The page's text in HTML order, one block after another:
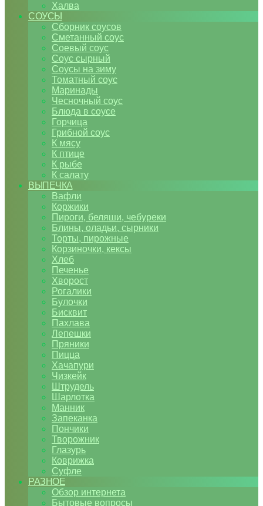
Халва
СОУСЫ
Сборник соусов
Сметанный соус
Соевый соус
Соус сырный
Соусы на зиму
Томатный соус
Маринады
Чесночный соус
Блюда в соусе
Горчица
Грибной соус
К мясу
К птице
К рыбе
К салату
ВЫПЕЧКА
Вафли
Коржики
Пироги, беляши, чебуреки
Блины, оладьи, сырники
Торты, пирожные
Корзиночки, кексы
Хлеб
Печенье
Хворост
Рогалики
Булочки
Бисквит
Пахлава
Лепешки
Пряники
Пицца
Хачапури
Чизкейк
Штрудель
Шарлотка
Манник
Запеканка
Пончики
Творожник
Глазурь
Коврижка
Суфле
РАЗНОЕ
Обзор интернета
Бытовые вопросы